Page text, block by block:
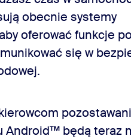
obecnie systemy
oferować funkcje
się w
Android™ będą teraz